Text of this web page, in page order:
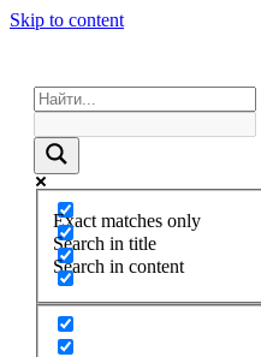
Skip to content
Exact matches only
Search in title
Search in content